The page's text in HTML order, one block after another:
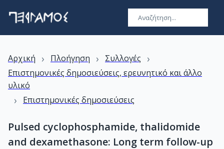
Αρχική › Πλοήγηση › Συλλογές ›
Επιστημονικές δημοσιεύσεις, ερευνητικό και άλλο
υλικό
› Επιστημονικές δημοσιεύσεις
Pulsed cyclophosphamide, thalidomide
and dexamethasone: Long term follow-up